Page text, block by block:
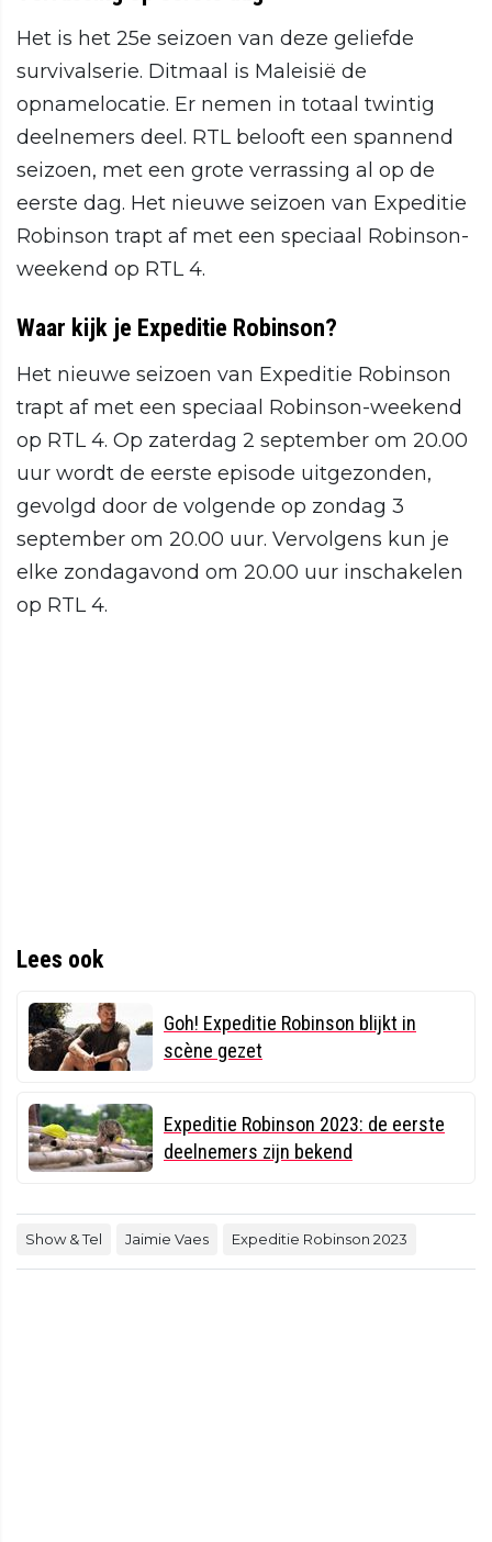
Het is het 25e seizoen van deze geliefde
survivalserie. Ditmaal is Maleisië de
opnamelocatie. Er nemen in totaal twintig
deelnemers deel. RTL belooft een spannend
seizoen, met een grote verrassing al op de
eerste dag. Het nieuwe seizoen van Expeditie
Robinson trapt af met een speciaal Robinson-
weekend op RTL 4.
Waar kijk je Expeditie Robinson?
Het nieuwe seizoen van Expeditie Robinson
trapt af met een speciaal Robinson-weekend
op RTL 4. Op zaterdag 2 september om 20.00
uur wordt de eerste episode uitgezonden,
gevolgd door de volgende op zondag 3
september om 20.00 uur. Vervolgens kun je
elke zondagavond om 20.00 uur inschakelen
op RTL 4.
Lees ook
Goh! Expeditie Robinson blijkt in
scène gezet
Expeditie Robinson 2023: de eerste
deelnemers zijn bekend
Show & Tel Jaimie Vaes Expeditie Robinson 2023